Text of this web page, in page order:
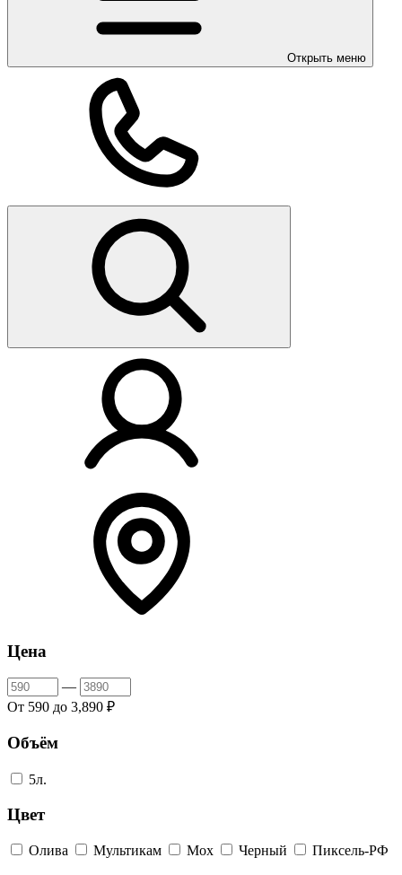
Открыть меню
Цена
—
От 590 до 3,890 ₽
Объём
5л.
Цвет
Олива Мультикам Мох Черный Пиксель-РФ